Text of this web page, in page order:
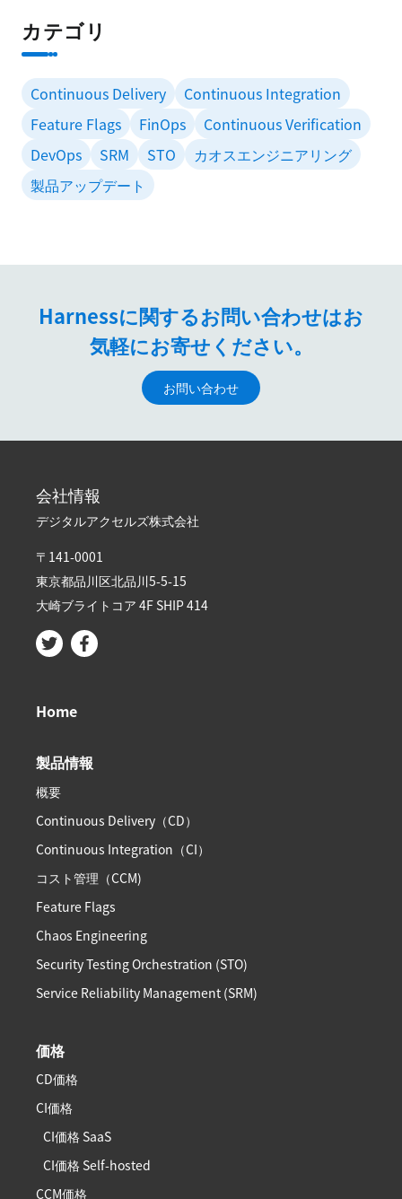
カテゴリ
Continuous Delivery
Continuous Integration
Feature Flags
FinOps
Continuous Verification
DevOps
SRM STO
カオスエンジニアリング
製品アップデート
Harnessに関するお問い合わせはお
気軽にお寄せください。
お問い合わせ
会社情報
デジタルアクセルズ株式会社
〒141-0001
東京都品川区北品川5-5-15​
大崎ブライトコア 4F SHIP 414
Home
製品情報
概要
Continuous Delivery（CD）
Continuous Integration（CI）
コスト管理（CCM)
Feature Flags
Chaos Engineering
Security Testing Orchestration (STO)
Service Reliability Management (SRM)
価格
CD価格
CI価格
CI価格 SaaS
CI価格 Self-hosted
CCM価格